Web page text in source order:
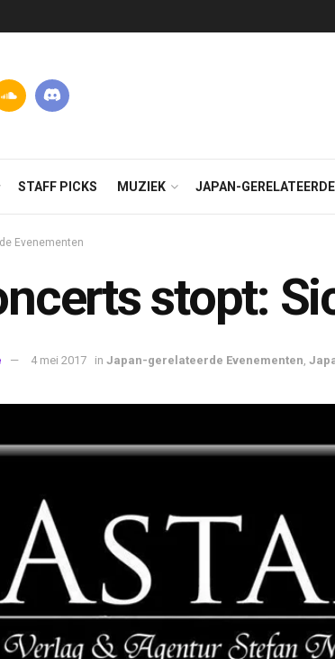
STAFF PICKS MUZIEK JAPAN-
Evenementen
stopt:
4 mei 2017 in Japan-gerelateerde Evenementen,